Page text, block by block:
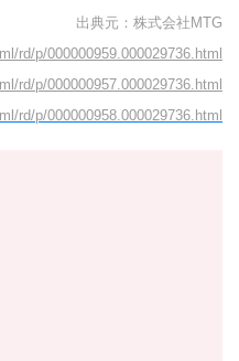
出典元：株式会社MTG
rd/p/000000959.000029736.html
rd/p/000000957.000029736.html
rd/p/000000958.000029736.html